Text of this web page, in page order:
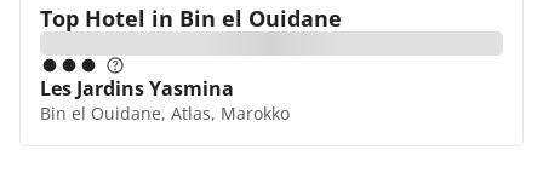
Top Hotel in Bin el Ouidane
Les Jardins Yasmina
Bin el Ouidane, Atlas, Marokko